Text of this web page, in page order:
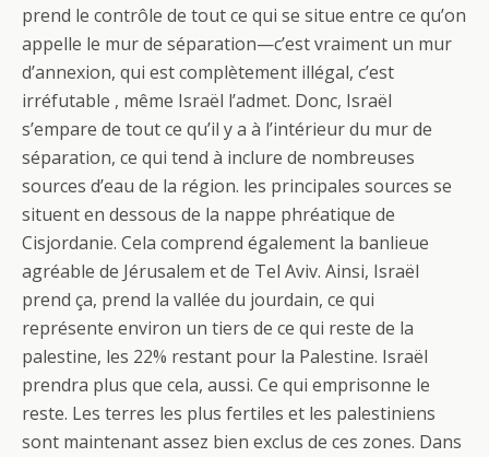
prend le contrôle de tout ce qui se situe entre ce qu’on
appelle le mur de séparation—c’est vraiment un mur
d’annexion, qui est complètement illégal, c’est
irréfutable , même Israël l’admet. Donc, Israël
s’empare de tout ce qu’il y a à l’intérieur du mur de
séparation, ce qui tend à inclure de nombreuses
sources d’eau de la région. les principales sources se
situent en dessous de la nappe phréatique de
Cisjordanie. Cela comprend également la banlieue
agréable de Jérusalem et de Tel Aviv. Ainsi, Israël
prend ça, prend la vallée du jourdain, ce qui
représente environ un tiers de ce qui reste de la
palestine, les 22% restant pour la Palestine. Israël
prendra plus que cela, aussi. Ce qui emprisonne le
reste. Les terres les plus fertiles et les palestiniens
sont maintenant assez bien exclus de ces zones. Dans